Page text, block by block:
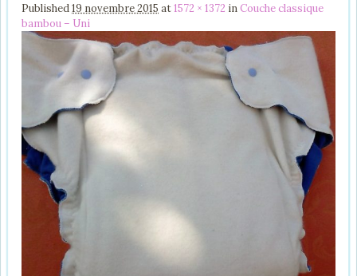
Published19 novembre 2015 at1572 × 1372 inCouche classique
bambou – Uni